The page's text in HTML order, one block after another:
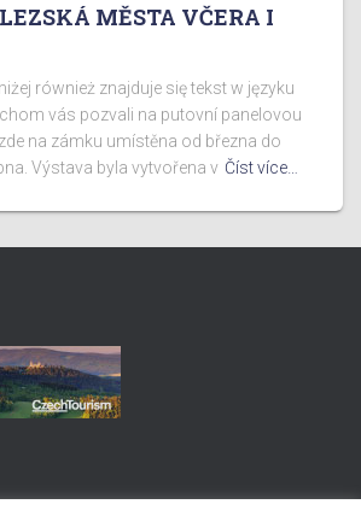
MĚSTA VČERA I
również znajduje się tekst w języku
vás pozvali na putovní panelovou
na zámku umístěna od března do
Výstava byla vytvořena v Číst více…